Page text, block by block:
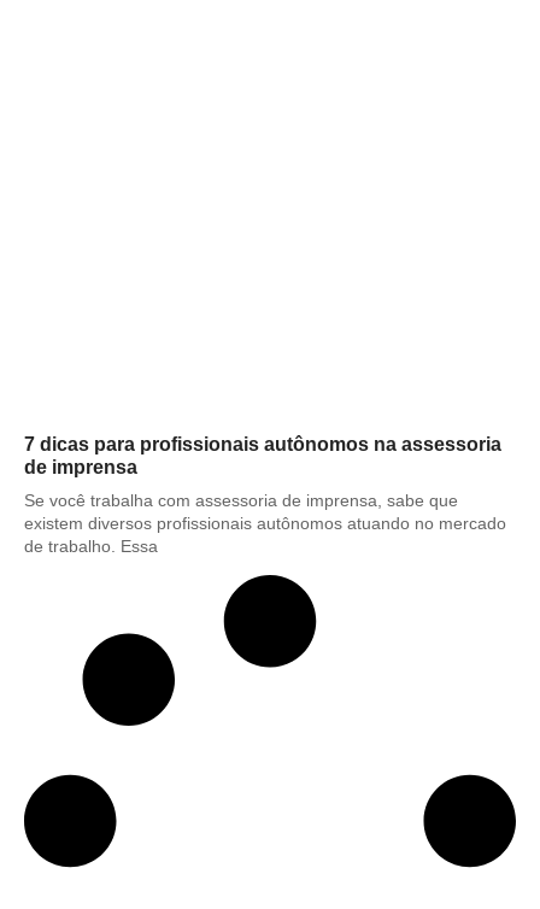
7 dicas para profissionais autônomos na assessoria
de imprensa
Se você trabalha com assessoria de imprensa, sabe que
existem diversos profissionais autônomos atuando no mercado
de trabalho. Essa